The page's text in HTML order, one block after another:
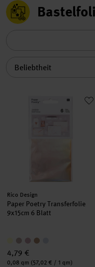
Paper Poetry
Hersteller:
Rico Design
Paper Poetry Transferfolie
9x15cm 6 Blatt
4,79 €
Inhalt:
0,08 qm (57,02 € / 1 qm)